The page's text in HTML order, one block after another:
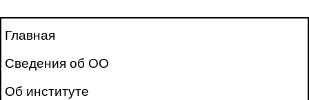
Главная
Сведения об ОО
Об институте